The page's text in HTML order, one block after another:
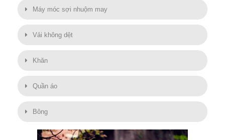
Máy móc sợi nhuộm may
Vải không dệt
Khăn
Quần áo
Bông